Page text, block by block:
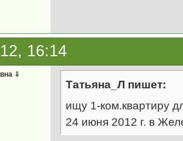
16:14
⇓
Татьяна_Л пишет:
ищу 1-ком.квартиру
24 июня 2012 г. в